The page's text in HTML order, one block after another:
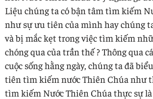
Liệu chúng ta có bận tâm tìm kiếm
như sự ưu tiên của mình hay chúng
và bị mắc kẹt trong việc tìm kiếm
chóng qua của trần thế ? Thông qua
cuộc sống hằng ngày, chúng ta đã
tiên tìm kiếm nước Thiên Chúa như
tìm kiếm Nước Thiên Chúa thực sự là